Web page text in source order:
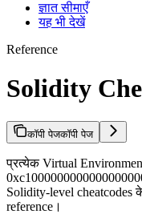
ज्ञात सीमाएँ
यह भी देखें
Reference
Solidity
कॉपी पेजकॉपी पेज
प्रत्येक Virtual
Solidity-level cheatcodes
reference।